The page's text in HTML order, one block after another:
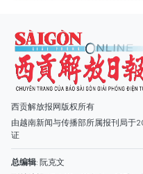
副总编辑: 阮玉英、范文长、裴氏红
阮克强、陈嘉宝
主编: 阮玉英
社址: 胡志明市棋盘坊阮氏明开街
总台: (028) 39294091 - 转 060
热线: 096.558.1888
编辑部: (028) 39294092 - 转 060
电子信箱
广告部